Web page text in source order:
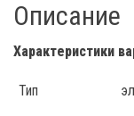
Описание
Характеристики
Тип